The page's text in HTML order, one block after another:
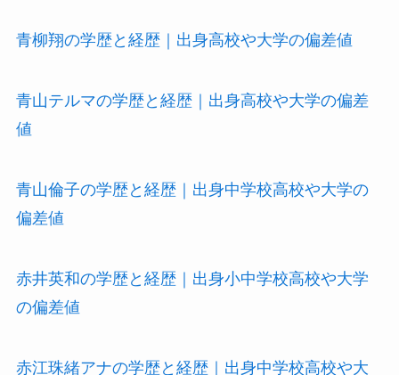
青柳翔の学歴と経歴｜出身高校や大学の偏差値
青山テルマの学歴と経歴｜出身高校や大学の偏差
値
青山倫子の学歴と経歴｜出身中学校高校や大学の
偏差値
赤井英和の学歴と経歴｜出身小中学校高校や大学
の偏差値
赤江珠緒アナの学歴と経歴｜出身中学校高校や大